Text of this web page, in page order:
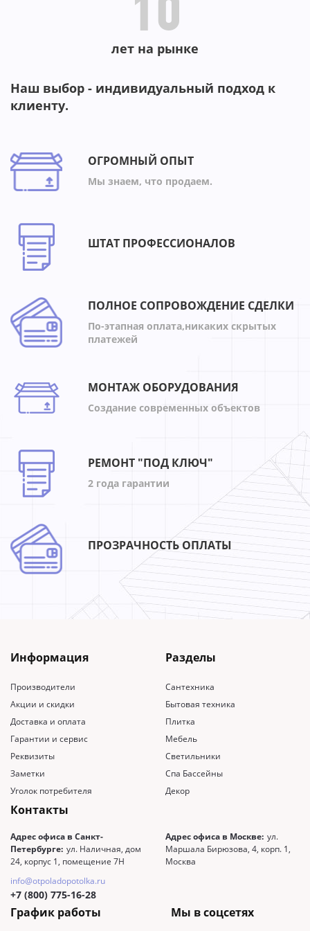
10
лет на рынке
Наш выбор - индивидуальный подход к
клиенту.
ОГРОМНЫЙ ОПЫТ
Мы знаем, что продаем.
ШТАТ ПРОФЕССИОНАЛОВ
ПОЛНОЕ СОПРОВОЖДЕНИЕ СДЕЛКИ
По-этапная оплата,никаких скрытых
платежей
МОНТАЖ ОБОРУДОВАНИЯ
Создание современных объектов
РЕМОНТ "ПОД КЛЮЧ"
2 года гарантии
ПРОЗРАЧНОСТЬ ОПЛАТЫ
Информация
Производители
Акции и скидки
Доставка и оплата
Гарантии и сервис
Реквизиты
Заметки
Уголок потребителя
Разделы
Сантехника
Бытовая техника
Плитка
Мебель
Светильники
Спа Бассейны
Декор
Контакты
Адрес офиса в Санкт-
Петербурге: ул. Наличная, дом
24, корпус 1, помещение 7Н
Адрес офиса в Москве: ул.
Маршала Бирюзова, 4, корп. 1,
Москва
info@otpoladopotolka.ru
+7 (800) 775-16-28
График работы Мы в соцсетях